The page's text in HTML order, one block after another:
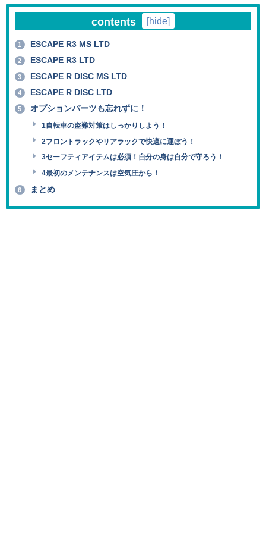
contents [hide]
1 ESCAPE R3 MS LTD
2 ESCAPE R3 LTD
3 ESCAPE R DISC MS LTD
4 ESCAPE R DISC LTD
5 オプションパーツも忘れずに！
1自転車の盗難対策はしっかりしよう！
2フロントラックやリアラックで快適に運ぼう！
3セーフティアイテムは必須！自分の身は自分で守ろう！
4最初のメンテナンスは空気圧から！
6 まとめ